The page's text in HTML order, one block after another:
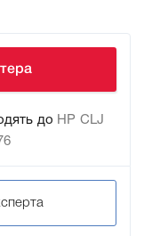
до HP CLJ